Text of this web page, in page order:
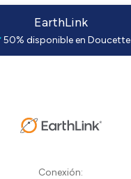
EarthLink
50% disponible en Doucette
Conexión: